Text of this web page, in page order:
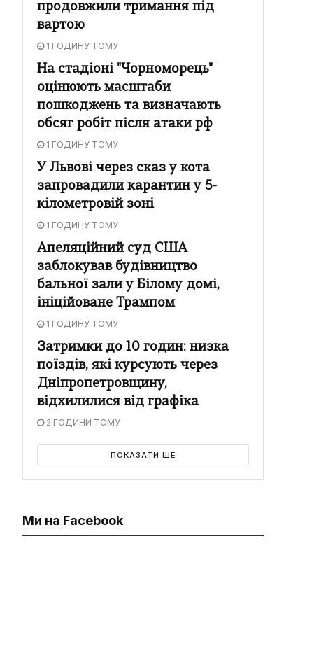
продовжили тримання під
вартою
1 ГОДИНУ ТОМУ
На стадіоні "Чорноморець"
оцінюють масштаби
пошкоджень та визначають
обсяг робіт після атаки рф
1 ГОДИНУ ТОМУ
У Львові через сказ у кота
запровадили карантин у 5-
кілометровій зоні
1 ГОДИНУ ТОМУ
Апеляційний суд США
заблокував будівництво
бальної зали у Білому домі,
ініційоване Трампом
1 ГОДИНУ ТОМУ
Затримки до 10 годин: низка
поїздів, які курсують через
Дніпропетровщину,
відхилилися від графіка
2 ГОДИНИ ТОМУ
ПОКАЗАТИ ЩЕ
Ми на Facebook